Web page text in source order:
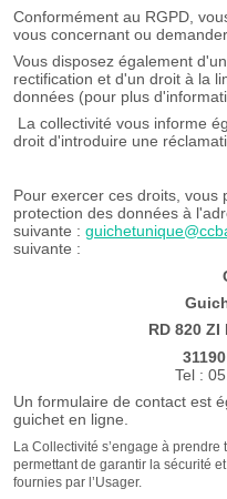
Conformément au RGPD,
vous concernant ou
Vous disposez également
rectification et d'un droit à la
données (pour plus
La collectivité vous informe
droit d'introduire une
Pour exercer ces droits, vous
protection des données à
suivante :
suivante :
RD 820
Tel :
Un formulaire de contact est
guichet en ligne.
La Collectivité s’engage à
permettant de garantir la sécurité
fournies par l’Usager.